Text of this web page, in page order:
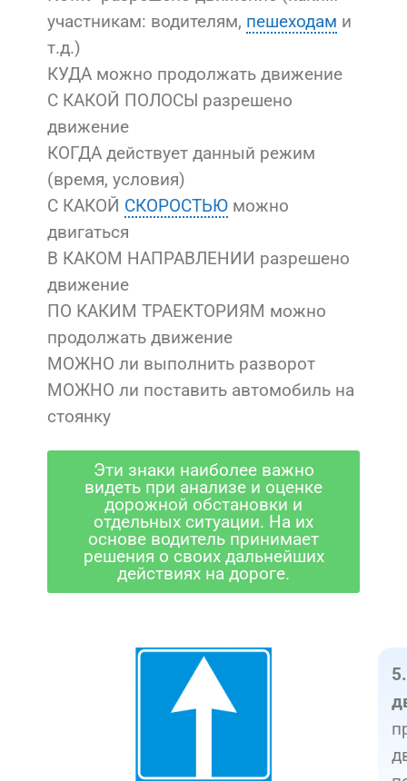
участникам: водителям, пешеходам и
т.д.)
КУДА можно продолжать движение
С КАКОЙ ПОЛОСЫ разрешено
движение
КОГДА действует данный режим
(время, условия)
С КАКОЙ СКОРОСТЬЮ можно
двигаться
В КАКОМ НАПРАВЛЕНИИ разрешено
движение
ПО КАКИМ ТРАЕКТОРИЯМ можно
продолжать движение
МОЖНО ли выполнить разворот
МОЖНО ли поставить автомобиль на
стоянку
Эти знаки наиболее важно
видеть при анализе и оценке
дорожной обстановки и
отдельных ситуации. На их
основе водитель принимает
решения о своих дальнейших
действиях на дороге.